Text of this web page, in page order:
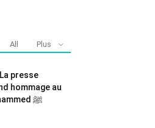
All Plus
presse
hommage au
Prophète Mohammed ﷺ